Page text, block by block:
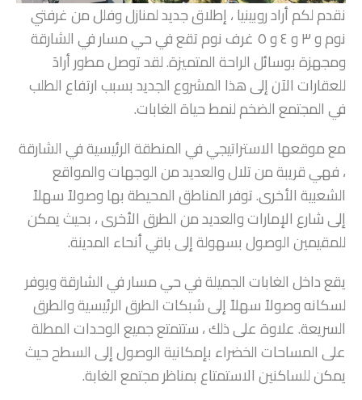
نقدم لكم أراد روبينيا ، إطلاق جديد لمنازل وفلل من غرفتي
نوم و ۳ و ٤ و ٥ غرف نوم تقع في حي مسار في الشارقة
ومجهزة بوسائل الراحة المتميزة. لقد توصل مطور أرادَ
للعقارات الآن إلى هذا المشروع الجديد بسبب ارتفاع الطلب
في المجتمع الضخم لنمط حياة الغابات.
مع موقعها الاستراتيجي في المنطقة الرئيسية في الشارقة
، فهي قريبة من تلال والعديد من الوجهات والمواقع
الشعبية الأخرى. توفر المناطق المحيطة بها وصولاً سهلاً
إلى شارع الإمارات والعديد من الطرق الأخرى ، بحيث يمكن
للمقيمين الوصول بسهولة إلى باقي أنحاء المدينة.
يقع داخل الغابات الجميلة في حي مسار في الشارقة ويوفر
لسكانه وصولاً سهلاً إلى شبكات الطرق الرئيسية والطرق
السريعة. علاوة على ذلك ، ستتمتع جميع الوحدات المطلة
على المساحات الخضراء بإمكانية الوصول إلى السطح حيث
يمكن للساكنين الاستمتاع بمناظر مجتمع الغابة.